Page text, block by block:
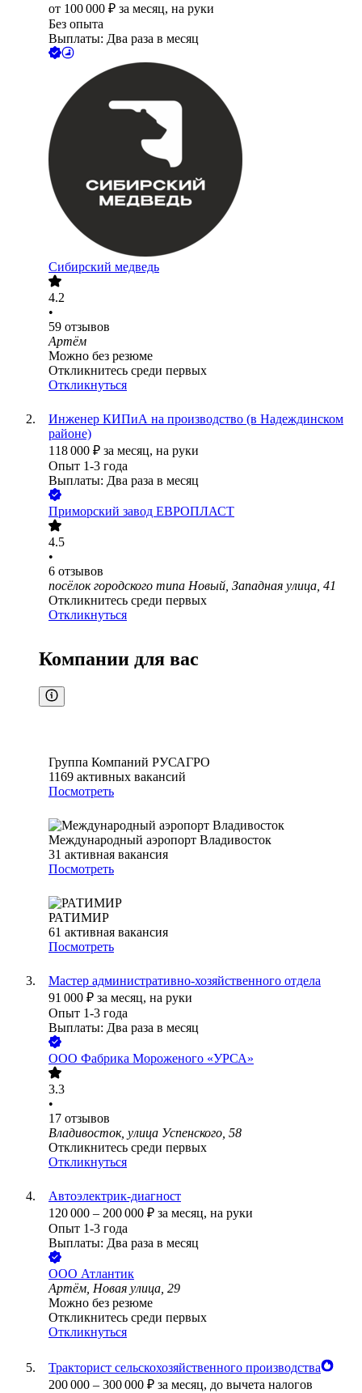
от 100 000 ₽ за месяц, на руки
Без опыта
Выплаты: Два раза в месяц
Сибирский медведь
4.2
•
59 отзывов
Артём
Можно без резюме
Откликнитесь среди первых
Откликнуться
Инженер КИПиА на производство (в Надеждинском
районе)
118 000 ₽ за месяц, на руки
Опыт 1-3 года
Выплаты: Два раза в месяц
Приморский завод ЕВРОПЛАСТ
4.5
•
6 отзывов
посёлок городского типа Новый, Западная улица, 41
Откликнитесь среди первых
Откликнуться
Компании для вас
Группа Компаний РУСАГРО
1169 активных вакансий
Посмотреть
Международный аэропорт Владивосток
31 активная вакансия
Посмотреть
РАТИМИР
61 активная вакансия
Посмотреть
Мастер административно-хозяйственного отдела
91 000 ₽ за месяц, на руки
Опыт 1-3 года
Выплаты: Два раза в месяц
ООО Фабрика Мороженого «УРСА»
3.3
•
17 отзывов
Владивосток, улица Успенского, 58
Откликнитесь среди первых
Откликнуться
Автоэлектрик-диагност
120 000 – 200 000 ₽ за месяц, на руки
Опыт 1-3 года
Выплаты: Два раза в месяц
ООО Атлантик
Артём, Новая улица, 29
Можно без резюме
Откликнитесь среди первых
Откликнуться
Тракторист сельскохозяйственного производства
200 000 – 300 000 ₽ за месяц, до вычета налогов